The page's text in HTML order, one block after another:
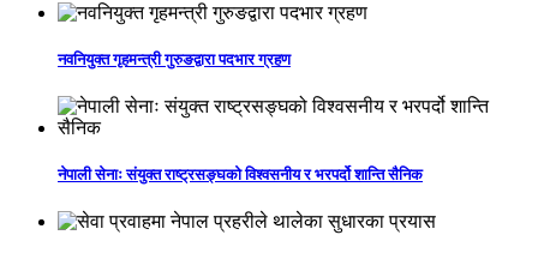
नवनियुक्त गृहमन्त्री गुरुङद्वारा पदभार ग्रहण
नेपाली सेनाः संयुक्त राष्ट्रसङ्घको विश्वसनीय र भरपर्दो शान्ति सैनिक